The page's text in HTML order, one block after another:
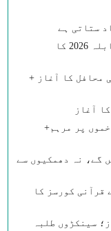
ستاتی ہے
سلطان قابوس بین الاقوامی قرآنی مقابلہ 2026 کا
محافل کا آغاز +
آغاز
پر مرہم+
گے، نہ دھمکیوں سے
قرآنی کورسز کا
سینکڑوں طلبہ